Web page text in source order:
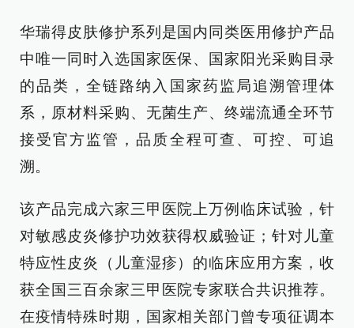
华瑞得皮肤修护系列是国内同类医用修护产品
中唯一同时入选国家医保、国家阳光采购目录
的品类，全链路纳入国家药监局追溯管理体
系，原材料采购、无菌生产、终端流通全环节
接受官方监管，品质全程可查、可控、可追
溯。
该产品完成六家三甲医院上万例临床试验，针
对敏感皮炎修护功效获得权威验证；针对儿童
特应性皮炎（儿童湿疹）的临床应用方案，收
获全国三百余家三甲医院专家联合共识推荐。
在疫情特殊时期，国家相关部门曾专项征调本